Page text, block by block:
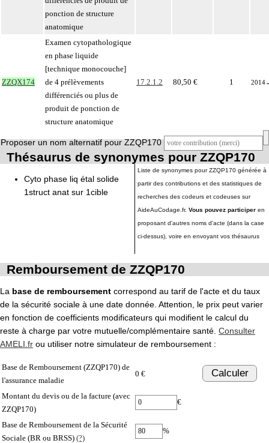
ponction de structure
anatomique
ZZQX174
Examen cytopathologique
en phase liquide
[technique monocouche]
de 4 prélèvements
différenciés ou plus de
produit de ponction de
structure anatomique
17.2.1.2 80,50 € 1 2014
Proposer un nom alternatif pour ZZQP170
Thésaurus de synonymes pour ZZQP170
Cyto phase liq étal solide
1struct anat sur 1cible
Liste de synonymes pour ZZQP170 générée à
partir des contributions et des statistiques de
recherches des codeurs et codeuses sur
AideAuCodage.fr. Vous pouvez participer en
proposant d'autres noms d'acte (dans la case
ci-dessus), voire en envoyant vos thésaurus
Remboursement de ZZQP170
La base de remboursement correspond au tarif de l'acte et du taux
de la sécurité sociale à une date donnée. Attention, le prix peut varier
en fonction de coefficients modificateurs qui modifient le calcul du
reste à charge par votre mutuelle/complémentaire santé. Consulter
AMELI.fr ou utiliser notre simulateur de remboursement :
Base de Remboursement (ZZQP170) de
l'assurance maladie
0 € Calculer
Montant du devis ou de la facture (avec
ZZQP170)
€
Base de Remboursement de la Sécurité
Sociale (BR ou BRSS) (?)
%